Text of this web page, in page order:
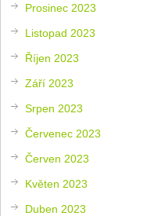
Prosinec 2023
Listopad 2023
Říjen 2023
Září 2023
Srpen 2023
Červenec 2023
Červen 2023
Květen 2023
Duben 2023